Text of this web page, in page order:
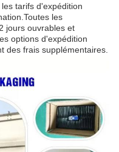
tarifs d'expédition
les
jours ouvrables et
options d'expédition
des frais supplémentaires.